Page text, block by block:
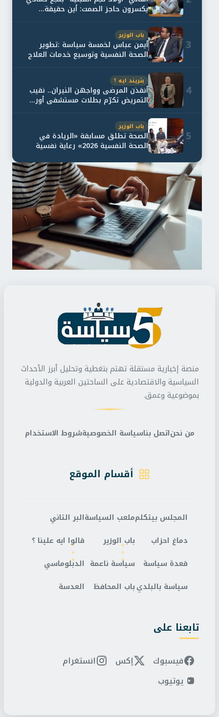
يكسرون حاجز الصمت: أين حقيقة...
3
باب الوزير
أيمن عباس لخمسة سياسة :تطوير
الصحة النفسية وتوسيع خدمات العلاج
4
بتريند ايه ؟
أنقذن المرضى وواجهن النيران.. نقيب
التمريض تكرّم بطلات مستشفى أور...
5
باب الوزير
الصحة تطلق مسابقة «الريادة في
الصحة النفسية 2026» رعاية نفسية
منصة إخبارية مستقلة تهتم بتغطية وتحليل أبرز الأحداث
السياسية والاقتصادية على الساحتين العربية والدولية
بموضوعية وعمق.
من نحناتصل بناسياسة الخصوصيةشروط الاستخدام
أقسام الموقع
المجلس بيتكلم
دماغ احزاب
قعدة سياسة
سياسة بالبلدي
ملعب السياسة
باب الوزير
سياسة ناعمة
باب المحافظ
البر التاني
قالوا ايه علينا ؟
الدبلوماسي
العدسة
تابعنا على
فيسبوك إكس
انستغرام
يوتيوب